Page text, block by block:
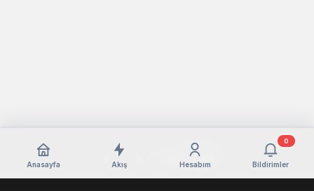
Anasayfa Akış Hesabım Bildirimler
0